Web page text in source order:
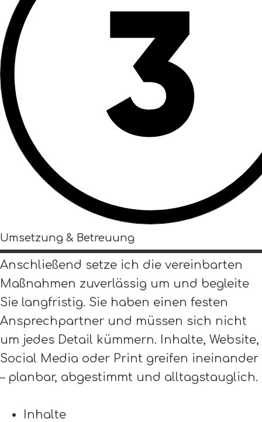
Umsetzung & Betreuung
Anschließend setze ich die vereinbarten
Maßnahmen zuverlässig um und begleite
Sie langfristig. Sie haben einen festen
Ansprechpartner und müssen sich nicht
um jedes Detail kümmern. Inhalte, Website,
Social Media oder Print greifen ineinander
– planbar, abgestimmt und alltagstauglich.
Inhalte